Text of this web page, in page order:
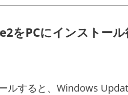
をPCにインストー
ルすると、Windows